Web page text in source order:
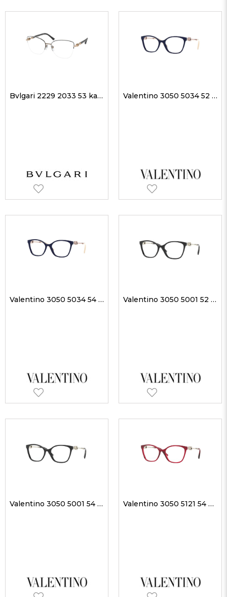
Bvlgari 2229 2033 53 kadın Optik Gözlükler Valentino 3050 5034 52 kadın Optik Gözlükler
Valentino 3050 5034 54 kadın Optik Gözlükler Valentino 3050 5001 52 kadın Optik Gözlükler
Valentino 3050 5001 54 kadın Optik Gözlükler Valentino 3050 5121 54 kadın Optik Gözlükler